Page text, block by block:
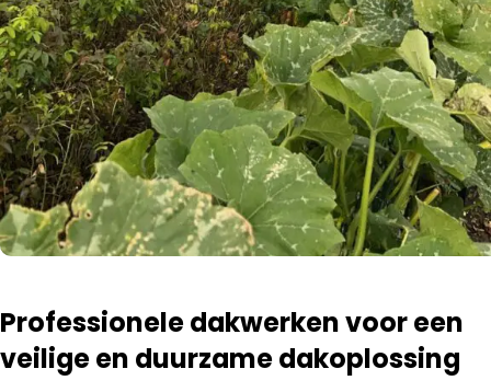
Professionele dakwerken voor een
veilige en duurzame dakoplossing